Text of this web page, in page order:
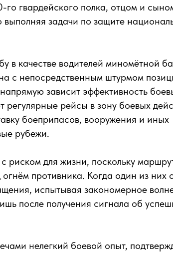
го гвардейского полка, отцом и
выполняя задачи по защите
в качестве водителей миномётной
с непосредственным штурмом
зависит эффективность
рейсы в зону боевых
боеприпасов, вооружения и иных
рубежи.
риском для жизни, поскольку
противника. Когда один из них
испытывая закономерное
после получения сигнала об
нелегкий боевой опыт,